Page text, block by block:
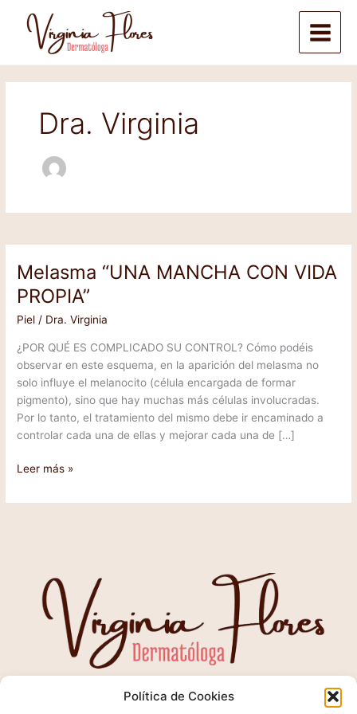
Política de Cookies
contenido
Main
Menu
Dra. Virginia
Melasma “UNA MANCHA CON VIDA
PROPIA”
Piel / Dra. Virginia
¿POR QUÉ ES COMPLICADO SU CONTROL? Cómo podéis
observar en este esquema, en la aparición del melasma no
solo influye el melanocito (célula encargada de formar
pigmento), sino que hay muchas más células involucradas.
Por lo tanto, el tratamiento del mismo debe ir encaminado a
controlar cada una de ellas y mejorar cada una de […]
Melasma
“UNA
MANCHA
CON
PROPIA”
Leer más »
I
n